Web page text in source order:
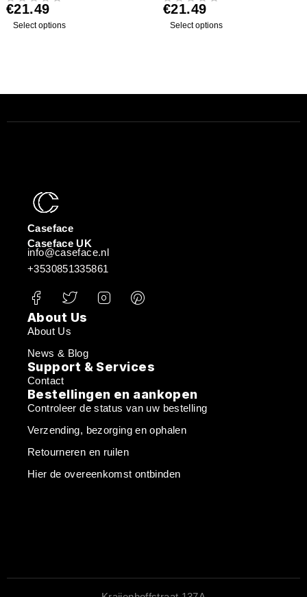
€21.49
Select options
€21.49
Select options
Caseface
Caseface UK
info@caseface.nl
+3530851335861
About Us
About Us
News & Blog
Support & Services
Contact
Bestellingen en aankopen
Controleer de status van uw bestelling
Verzending, bezorging en ophalen
Retourneren en ruilen
Hier de overeenkomst ontbinden